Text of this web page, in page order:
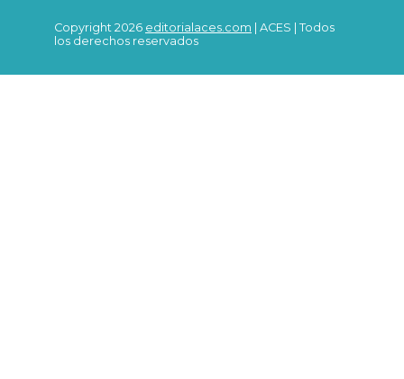
Copyright 2026 editorialaces.com | ACES | Todos
los derechos reservados